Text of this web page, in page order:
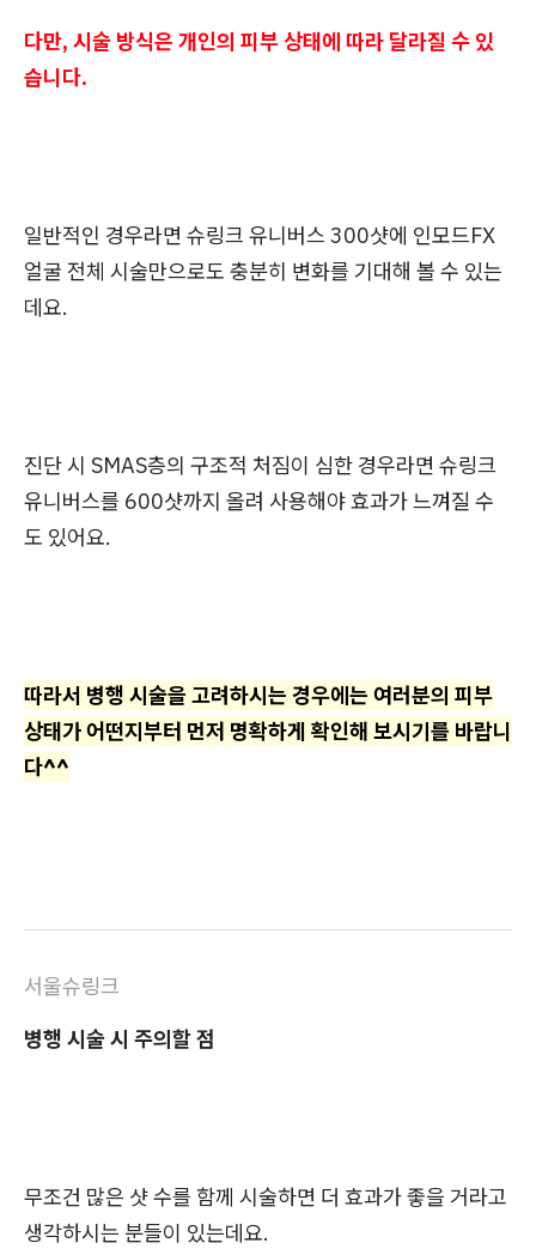
다만, 시술 방식은 개인의 피부 상태에 따라 달라질 수 있
습니다.
일반적인 경우라면 슈링크 유니버스 300샷에 인모드FX
얼굴 전체 시술만으로도 충분히 변화를 기대해 볼 수 있는
데요.
진단 시 SMAS층의 구조적 처짐이 심한 경우라면 슈링크
유니버스를 600샷까지 올려 사용해야 효과가 느껴질 수
도 있어요.
따라서 병행 시술을 고려하시는 경우에는 여러분의 피부
상태가 어떤지부터 먼저 명확하게 확인해 보시기를 바랍니
다^^
서울슈링크
병행 시술 시 주의할 점
무조건 많은 샷 수를 함께 시술하면 더 효과가 좋을 거라고
생각하시는 분들이 있는데요.